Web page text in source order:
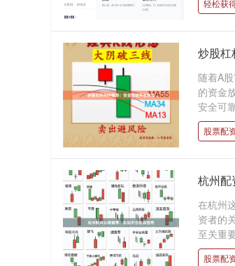
轻松获
炒股杠
随着A
的资金
安全可
股票配
杭州配
在杭州
资者的
至关重
股票配